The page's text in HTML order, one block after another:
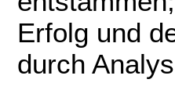
Erfolg und
durch